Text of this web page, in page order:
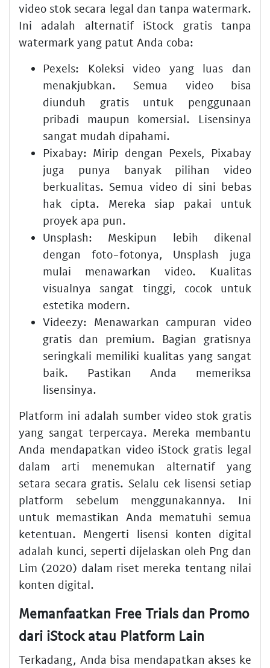
video stok secara legal dan tanpa watermark.
Ini adalah alternatif iStock gratis tanpa
watermark yang patut Anda coba:
Pexels: Koleksi video yang luas dan
menakjubkan. Semua video bisa
diunduh gratis untuk penggunaan
pribadi maupun komersial. Lisensinya
sangat mudah dipahami.
Pixabay: Mirip dengan Pexels, Pixabay
juga punya banyak pilihan video
berkualitas. Semua video di sini bebas
hak cipta. Mereka siap pakai untuk
proyek apa pun.
Unsplash: Meskipun lebih dikenal
dengan foto-fotonya, Unsplash juga
mulai menawarkan video. Kualitas
visualnya sangat tinggi, cocok untuk
estetika modern.
Videezy: Menawarkan campuran video
gratis dan premium. Bagian gratisnya
seringkali memiliki kualitas yang sangat
baik. Pastikan Anda memeriksa
lisensinya.
Platform ini adalah sumber video stok gratis
yang sangat terpercaya. Mereka membantu
Anda mendapatkan video iStock gratis legal
dalam arti menemukan alternatif yang
setara secara gratis. Selalu cek lisensi setiap
platform sebelum menggunakannya. Ini
untuk memastikan Anda mematuhi semua
ketentuan. Mengerti lisensi konten digital
adalah kunci, seperti dijelaskan oleh Png dan
Lim (2020) dalam riset mereka tentang nilai
konten digital.
Memanfaatkan Free Trials dan Promo
dari iStock atau Platform Lain
Terkadang, Anda bisa mendapatkan akses ke